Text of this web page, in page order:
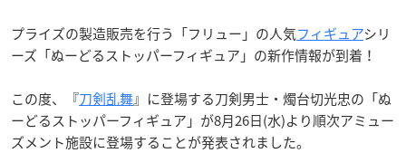
プライズの製造販売を行う「フリュー」の人気フィギュアシリ
ーズ「ぬーどるストッパーフィギュア」の新作情報が到着！
この度、『刀剣乱舞』に登場する刀剣男士・燭台切光忠の「ぬ
ーどるストッパーフィギュア」が8月26日(水)より順次アミュー
ズメント施設に登場することが発表されました。